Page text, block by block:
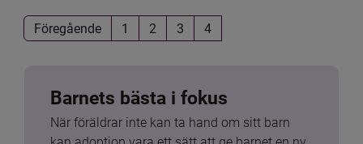
Föregående 1 2 3 4
Barnets bästa i fokus
När föräldrar inte kan ta hand om sitt barn